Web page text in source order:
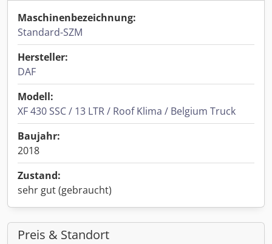
Maschinenbezeichnung:
Standard-SZM
Hersteller:
DAF
Modell:
XF 430 SSC / 13 LTR / Roof Klima / Belgium Truck
Baujahr:
2018
Zustand:
sehr gut (gebraucht)
Preis & Standort